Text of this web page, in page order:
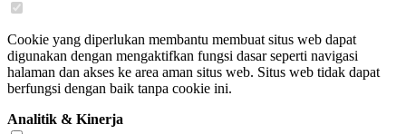
Cookie yang diperlukan membantu membuat situs web dapat
digunakan dengan mengaktifkan fungsi dasar seperti navigasi
halaman dan akses ke area aman situs web. Situs web tidak dapat
berfungsi dengan baik tanpa cookie ini.
Analitik & Kinerja